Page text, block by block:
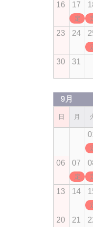
16 17
定休日
23 24
30 31
9月
日 月
06 07
定休日
13 14
20 21